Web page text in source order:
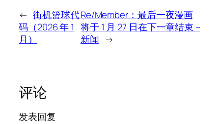
← 街机篮球代
码（2026 年 1
月）
Re/Member：最后一夜漫画
将于 1 月 27 日在下一章结束 –
新闻 →
评论
发表回复